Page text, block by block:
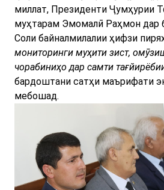
миллат, Президенти Ҷумҳурии
муҳтарам Эмомалӣ Раҳмон дар
Соли байналмилалии ҳифзи
мониторинги муҳити зист,
чорабиниҳо дар самти
бардоштани сатҳи маърифати
мебошад.